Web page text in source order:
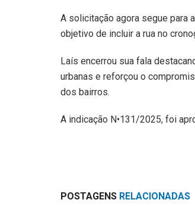
A solicitação agora segue para
objetivo de incluir a rua no
Laís encerrou sua fala
urbanas e reforçou o
dos bairros.
A indicação N•131/2025, foi
POSTAGENS RELACIONADAS